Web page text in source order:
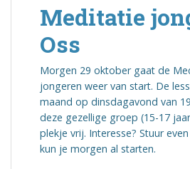
Meditatie
Oss
Morgen 29 oktober gaat de
jongeren weer van start. De
maand op dinsdagavond van
deze gezellige groep (15-17
plekje vrij. Interesse? Stuur
kun je morgen al starten.